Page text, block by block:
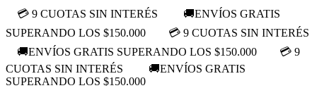
💳 9 CUOTAS SIN INTERÉS
🚚ENVÍOS GRATIS
SUPERANDO LOS $150.000
💳 9 CUOTAS SIN INTERÉS
🚚ENVÍOS GRATIS SUPERANDO LOS $150.000
💳 9
CUOTAS SIN INTERÉS
🚚ENVÍOS GRATIS
SUPERANDO LOS $150.000